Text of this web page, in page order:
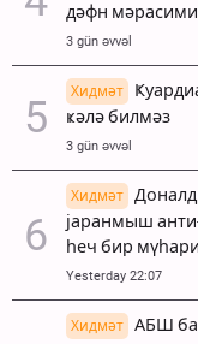
дәфн мәрасими
3 gün əvvəl
Хидмәт
ҝәлә билмәз
3 gün əvvəl
Хидмәт
Доналд
јаранмыш
һеч бир
Yesterday 22:07
Хидмәт
АБШ